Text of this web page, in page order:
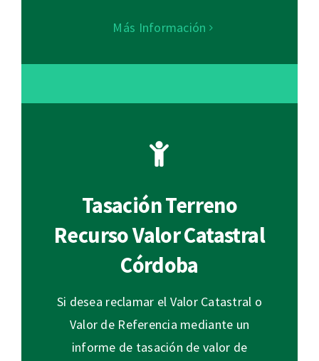
Más Información
Tasación Terreno
Recurso Valor Catastral
Córdoba
Si desea reclamar el Valor Catastral o
Valor de Referencia mediante un
informe de tasación de valor de